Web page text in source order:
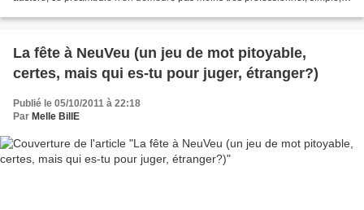
La fête à NeuVeu (un jeu de mot pitoyable,
certes, mais qui es-tu pour juger, étranger?)
Publié le 05/10/2011 à 22:18
Par Melle BillE